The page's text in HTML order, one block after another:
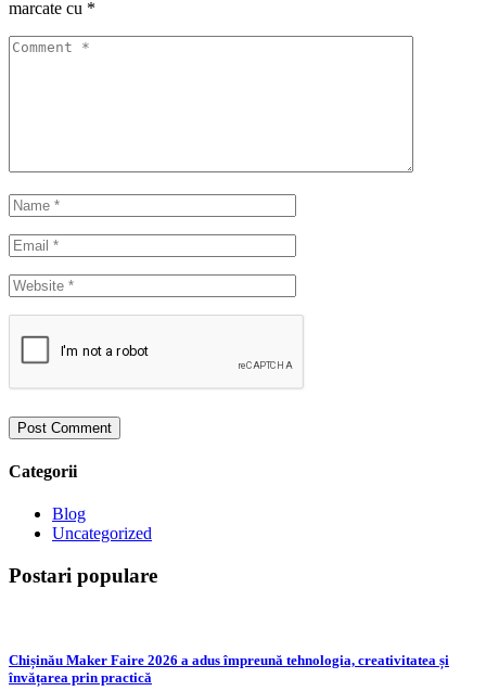
marcate cu *
Categorii
Blog
Uncategorized
Postari populare
Chișinău Maker Faire 2026 a adus împreună tehnologia, creativitatea și
învățarea prin practică